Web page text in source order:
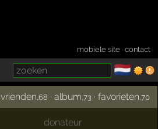
mobiele site ·contact
🇳🇱
vrienden ,68 ·album ,73 ·favorieten ,70
donateur